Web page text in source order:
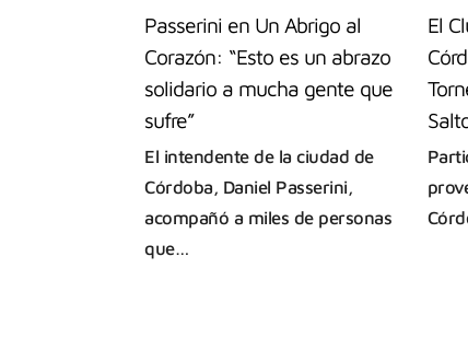
Passerini en Un Abrigo al
Corazón: “Esto es un abrazo
solidario a mucha gente que
sufre”
El intendente de la ciudad de
Córdoba, Daniel Passerini,
acompañó a miles de personas
que…
El